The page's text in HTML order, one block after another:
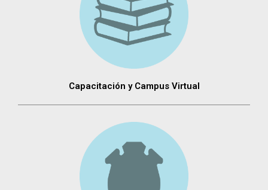
Capacitación y Campus Virtual